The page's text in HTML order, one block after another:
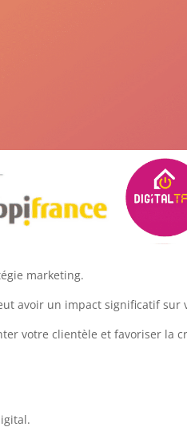
marketing.
avoir un impact significatif sur
votre clientèle et favoriser la